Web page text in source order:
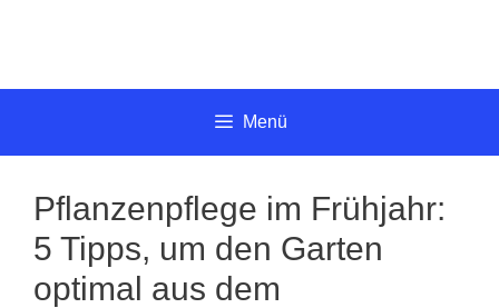
Menü
Pflanzenpflege im Frühjahr:
5 Tipps, um den Garten
optimal aus dem